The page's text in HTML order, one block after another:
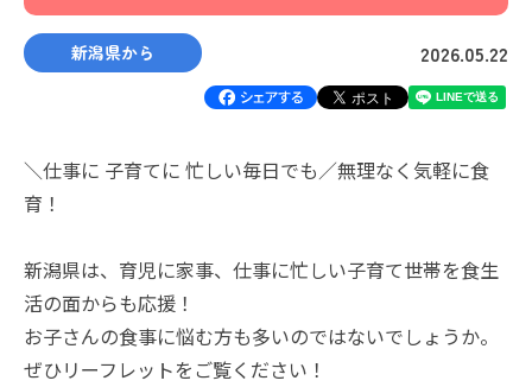
新潟県から 2026.05.22
＼仕事に 子育てに 忙しい毎日でも／無理なく気軽に食
育！
新潟県は、育児に家事、仕事に忙しい子育て世帯を食生
活の面からも応援！
お子さんの食事に悩む方も多いのではないでしょうか。
ぜひリーフレットをご覧ください！